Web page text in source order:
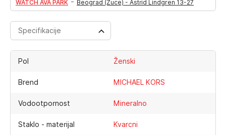
WATCH AVA PARK
Beograd (Zuce) - Astrid Lindgren 13-27
Specifikacije
Pol Ženski
Brend MICHAEL KORS
Vodootpornost Mineralno
Staklo - materijal Kvarcni